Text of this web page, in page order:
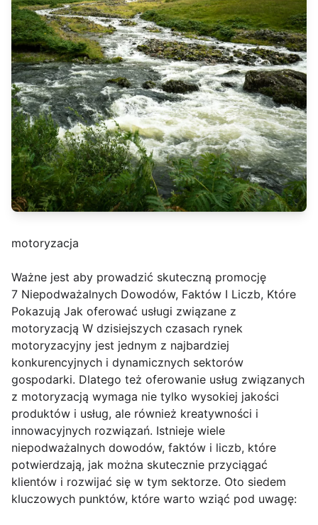
motoryzacja
Ważne jest aby prowadzić skuteczną promocję
7 Niepodważalnych Dowodów, Faktów I Liczb, Które
Pokazują Jak oferować usługi związane z
motoryzacją W dzisiejszych czasach rynek
motoryzacyjny jest jednym z najbardziej
konkurencyjnych i dynamicznych sektorów
gospodarki. Dlatego też oferowanie usług związanych
z motoryzacją wymaga nie tylko wysokiej jakości
produktów i usług, ale również kreatywności i
innowacyjnych rozwiązań. Istnieje wiele
niepodważalnych dowodów, faktów i liczb, które
potwierdzają, jak można skutecznie przyciągać
klientów i rozwijać się w tym sektorze. Oto siedem
kluczowych punktów, które warto wziąć pod uwagę: